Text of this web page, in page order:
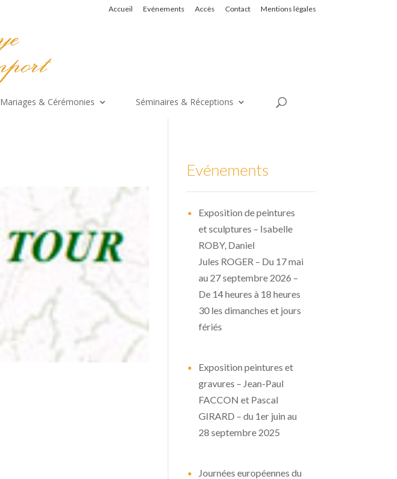
Accueil Evénements Accès Contact Mentions légales
Mariages & Cérémonies Séminaires & Réceptions
Evénements
Exposition de peintures
et sculptures – Isabelle
ROBY, Daniel
Jules ROGER – Du 17 mai
au 27 septembre 2026 –
De 14 heures à 18 heures
30 les dimanches et jours
fériés
Exposition peintures et
gravures – Jean-Paul
FACCON et Pascal
GIRARD – du 1er juin au
28 septembre 2025
Journées européennes du